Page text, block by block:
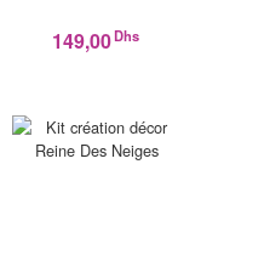
149,00Dhs